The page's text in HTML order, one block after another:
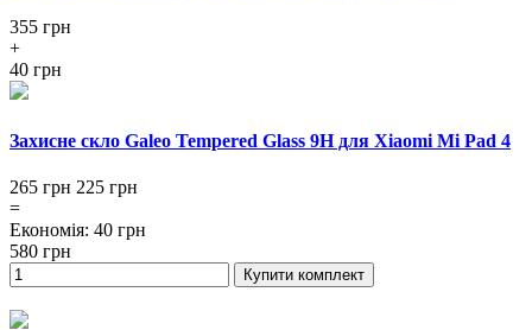
355 грн
+
40 грн
Захисне скло Galeo Tempered Glass 9H для Xiaomi Mi Pad 4
265 грн 225 грн
=
Економія: 40 грн
580 грн
Купити комплект